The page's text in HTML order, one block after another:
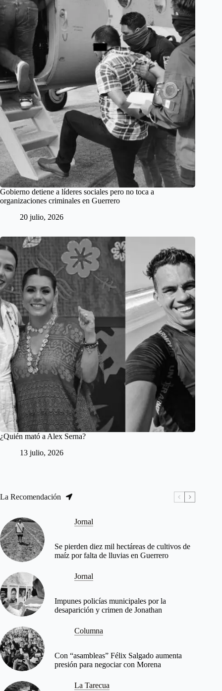
Gobierno detiene a líderes sociales pero no toca a
organizaciones criminales en Guerrero
20 julio, 2026
¿Quién mató a Alex Serna?
13 julio, 2026
La Recomendación
Jornal
Se pierden diez mil hectáreas de cultivos de
maíz por falta de lluvias en Guerrero
Jornal
Impunes policías municipales por la
desaparición y crimen de Jonathan
Columna
Con “asambleas” Félix Salgado aumenta
presión para negociar con Morena
La Tarecua